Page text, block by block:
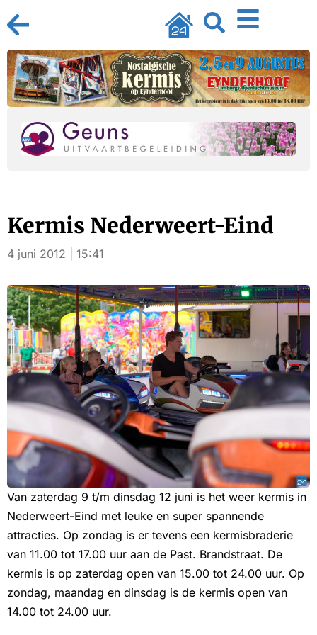
Kermis Nederweert-Eind
4 juni 2012 | 15:41
Van zaterdag 9 t/m dinsdag 12 juni is het weer kermis in
Nederweert-Eind met leuke en super spannende
attracties. Op zondag is er tevens een kermisbraderie
van 11.00 tot 17.00 uur aan de Past. Brandstraat. De
kermis is op zaterdag open van 15.00 tot 24.00 uur. Op
zondag, maandag en dinsdag is de kermis open van
14.00 tot 24.00 uur.